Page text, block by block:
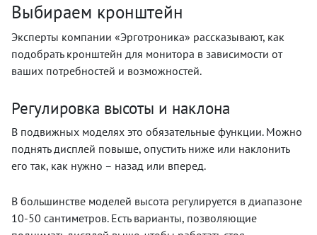
Выбираем кронштейн
Эксперты компании «Эрготроника» рассказывают, как
подобрать кронштейн для монитора в зависимости от
ваших потребностей и возможностей.
Регулировка высоты и наклона
В подвижных моделях это обязательные функции. Можно
поднять дисплей повыше, опустить ниже или наклонить
его так, как нужно – назад или вперед.
В большинстве моделей высота регулируется в диапазоне
10-50 сантиметров. Есть варианты, позволяющие